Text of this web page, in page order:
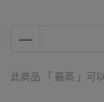
此商品 「 最高 」可